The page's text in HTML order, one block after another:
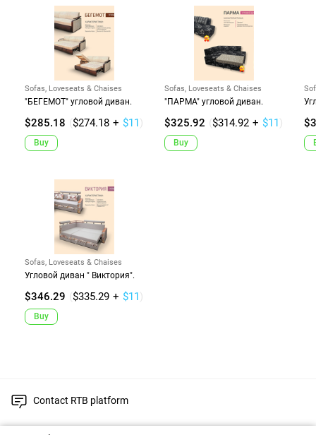
Sofas, Loveseats & Chaises
"БЕГЕМОТ" угловой диван.
$285.18 ($274.18 + $11 )
Buy
Sofas, Loveseats & Chaises
"ПАРМА" угловой диван.
$325.92 ($314.92 + $11 )
Buy
Sofas, Loveseats & Chaises
Угловой диван " Виктория".
$346.29 ($335.29 + $11 )
Buy
Contact RTB platform